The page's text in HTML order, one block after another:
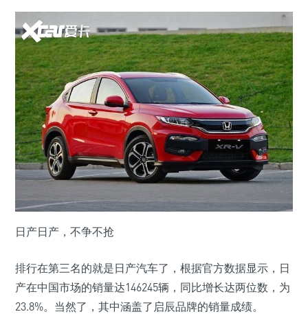
日产日产，不争不抢
排行在第三名的就是日产汽车了，根据官方数据显示，日
产在中国市场的销量达146245辆，同比增长达两位数，为
23.8%。当然了，其中涵盖了启辰品牌的销量成绩。